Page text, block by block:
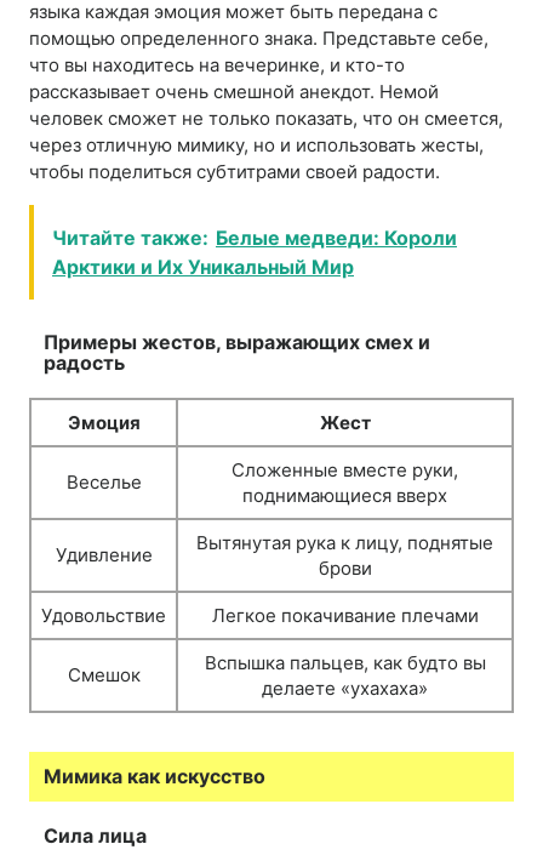
языка каждая эмоция может быть передана с
помощью определенного знака. Представьте себе,
что вы находитесь на вечеринке, и кто-то
рассказывает очень смешной анекдот. Немой
человек сможет не только показать, что он смеется,
через отличную мимику, но и использовать жесты,
чтобы поделиться субтитрами своей радости.
Читайте также: Белые медведи: Короли
Арктики и Их Уникальный Мир
Примеры жестов, выражающих смех и
радость
Эмоция Жест
Веселье
Сложенные вместе руки,
поднимающиеся вверх
Удивление
Вытянутая рука к лицу, поднятые
брови
Удовольствие Легкое покачивание плечами
Смешок
Вспышка пальцев, как будто вы
делаете «ухахаха»
Мимика как искусство
Сила лица